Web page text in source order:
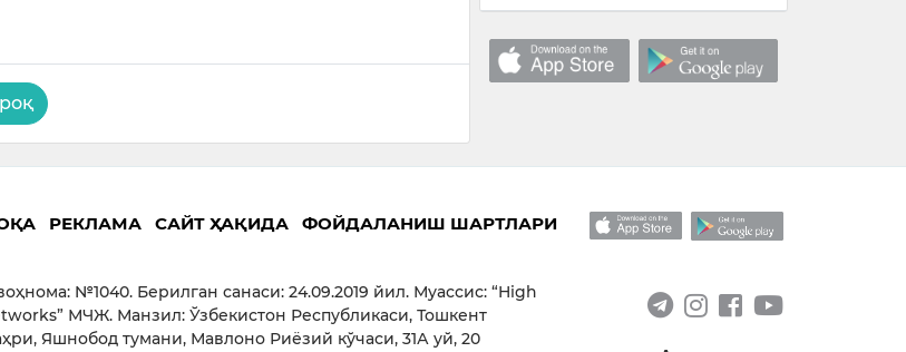
РЕКЛАМА САЙТ ҲАҚИДА ФОЙДАЛАНИШ ШАРТЛАРИ
№1040. Берилган санаси: 24.09.2019 йил. Муассис: “High
МЧЖ. Манзил: Ўзбекистон Республикаси, Тошкент
Яшнобод тумани, Мавлоно Риёзий кўчаси, 31А уй, 20